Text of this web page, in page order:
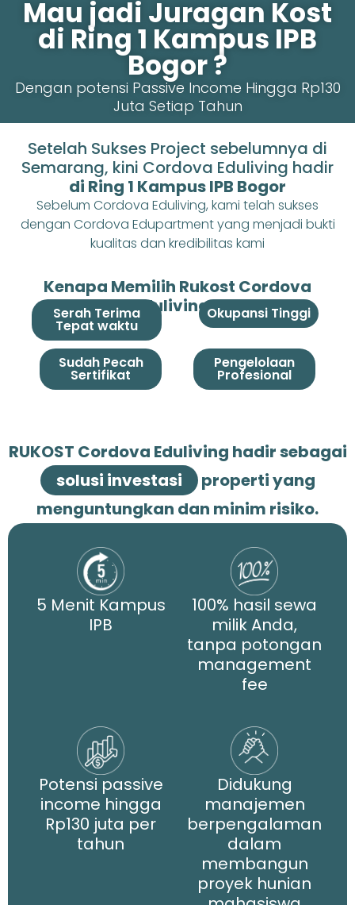
Mau jadi Juragan Kost
di Ring 1 Kampus IPB
Bogor ?
Dengan potensi Passive Income Hingga Rp130
Juta Setiap Tahun
Setelah Sukses Project sebelumnya di
Semarang, kini Cordova Eduliving hadir
di Ring 1 Kampus IPB Bogor
Sebelum Cordova Eduliving, kami telah sukses
dengan Cordova Edupartment yang menjadi bukti
kualitas dan kredibilitas kami
Kenapa Memilih Rukost Cordova
Eduliving ?
Serah Terima
Tepat waktu
Okupansi Tinggi
Sudah Pecah
Sertifikat
Pengelolaan
Profesional
RUKOST Cordova Eduliving hadir sebagai
solusi investasi
properti yang
menguntungkan dan minim risiko.
5 Menit Kampus
IPB
100% hasil sewa
milik Anda,
tanpa potongan
management
fee
Potensi passive
income hingga
Rp130 juta per
tahun
Didukung
manajemen
berpengalaman
dalam
membangun
proyek hunian